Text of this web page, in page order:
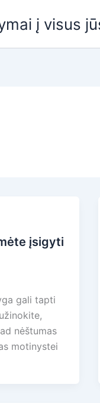
į visus
įsigyti
gali tapti
nėštumas
motinystei